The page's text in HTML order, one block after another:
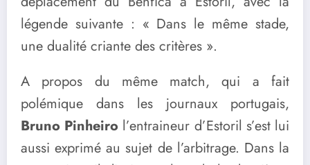
légende suivante : « Dans le même stade,
une dualité criante des critères ».
A propos du même match, qui a fait
polémique dans les journaux portugais,
Bruno Pinheiro l’entraineur d’Estoril s’est lui
aussi exprimé au sujet de l’arbitrage. Dans la